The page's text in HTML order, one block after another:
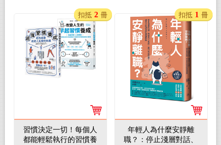
習慣決定一切！每個人
都能輕鬆執行的習慣養
扣抵 2 冊
年輕人為什麼安靜離
職？：停止淺層對話、
扣抵 1 冊